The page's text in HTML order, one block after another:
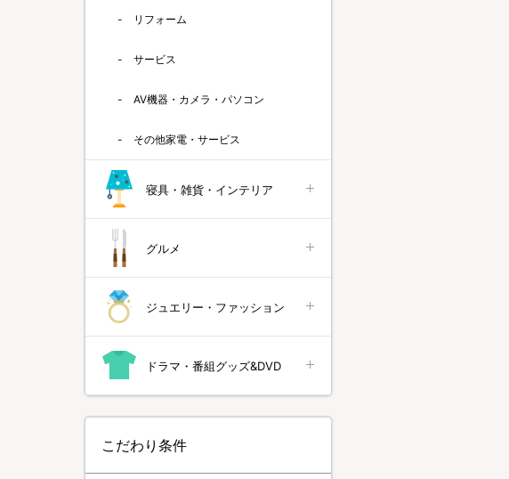
リフォーム
サービス
AV機器・カメラ・パソコン
その他家電・サービス
寝具・雑貨・インテリア
グルメ
ジュエリー・ファッション
ドラマ・番組グッズ&DVD
こだわり条件